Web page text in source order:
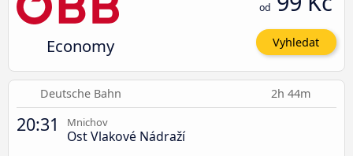
Economy
od
Vyhledat
Deutsche Bahn 2h 44m
20:31 Mnichov
Ost Vlakové Nádraží